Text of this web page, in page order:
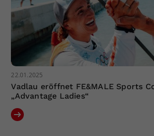
22.01.2025
Vadlau eröffnet FE&MALE Sports
„Advantage Ladies“